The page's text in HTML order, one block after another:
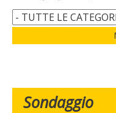
Sondaggio